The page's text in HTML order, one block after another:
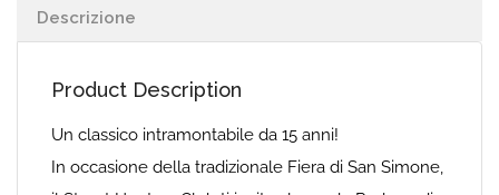
Descrizione
Product Description
Un classico intramontabile da 15 anni!
In occasione della tradizionale Fiera di San Simone,